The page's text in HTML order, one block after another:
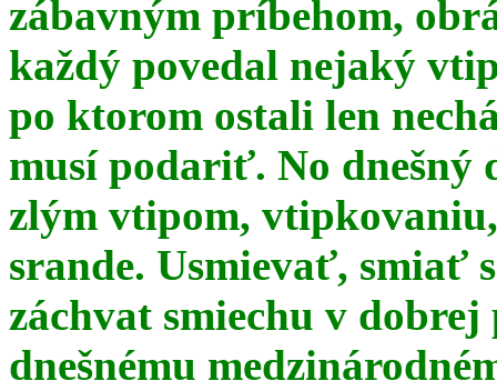
zábavným príbehom,
každý povedal nejaký
po ktorom ostali len
musí podariť. No dnešný
zlým vtipom,
srande. Usmievať, smiať
záchvat smiechu v
dnešnému